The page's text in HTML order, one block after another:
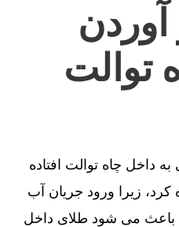
آوردن
توالت
داخل چاه توالت افتاده
کرد، زیرا ورود جریان آب
باعث می شود طلای داخل